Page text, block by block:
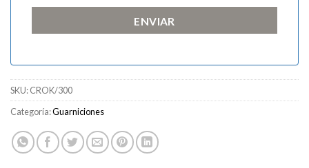
ENVIAR
SKU:CROK/300
Categoría:Guarniciones